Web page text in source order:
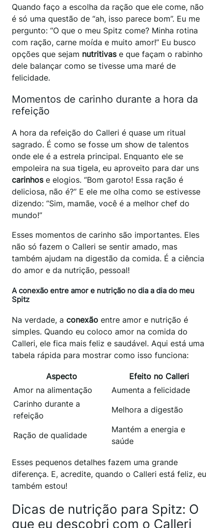
Quando faço a escolha da ração que ele come, não
é só uma questão de “ah, isso parece bom”. Eu me
pergunto: “O que o meu Spitz come? Minha rotina
com ração, carne moída e muito amor!” Eu busco
opções que sejam nutritivase que façam o rabinho
dele balançar como se tivesse uma maré de
felicidade.
Momentos de carinho durante a hora da
refeição
A hora da refeição do Calleri é quase um ritual
sagrado. É como se fosse um show de talentos
onde ele é a estrela principal. Enquanto ele se
empoleira na sua tigela, eu aproveito para dar uns
carinhose elogios. “Bom garoto! Essa ração é
deliciosa, não é?” E ele me olha como se estivesse
dizendo: “Sim, mamãe, você é a melhor chef do
mundo!”
Esses momentos de carinho são importantes. Eles
não só fazem o Calleri se sentir amado, mas
também ajudam na digestão da comida. É a ciência
do amor e da nutrição, pessoal!
A conexão entre amor e nutrição no dia a dia do meu
Spitz
Na verdade, a conexão entre amor e nutrição é
simples. Quando eu coloco amor na comida do
Calleri, ele fica mais feliz e saudável. Aqui está uma
tabela rápida para mostrar como isso funciona:
Aspecto
Efeito no Calleri
Amor na alimentação
Aumenta a felicidade
Carinho durante a
refeição
Melhora a digestão
Ração de qualidade
Mantém a energia e
saúde
Esses pequenos detalhes fazem uma grande
diferença. E, acredite, quando o Calleri está feliz, eu
também estou!
Dicas de nutrição para Spitz: O
que eu descobri com o Calleri